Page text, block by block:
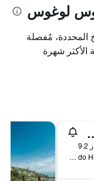
لوغوس
المحددة، مُفصلة
الأكثر شهرة
هوتل
Alto do Humaitá Nº 11, Centro, بوزيوس, البرازيل